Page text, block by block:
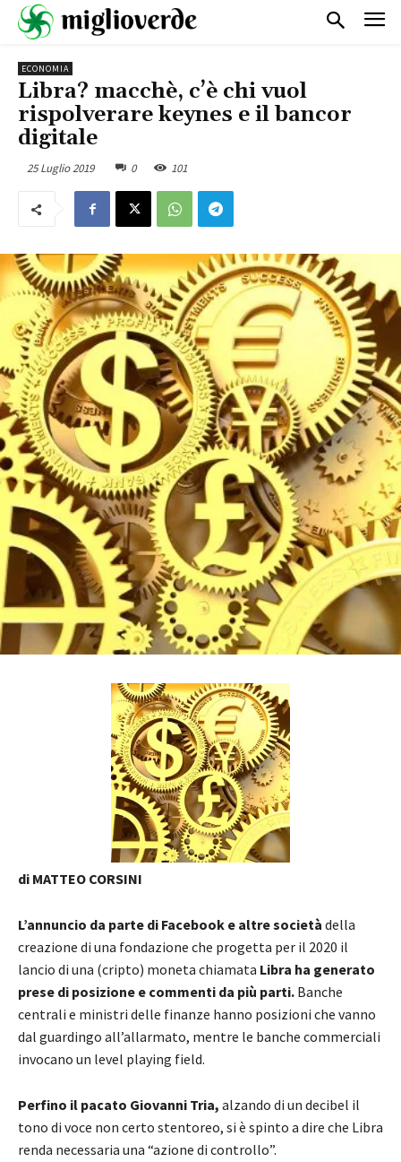
ECONOMIA
Libra? macchè, c’è chi vuol
rispolverare keynes e il bancor
digitale
25 Luglio 2019 0 101
di MATTEO CORSINI
L’annuncio da parte di Facebook e altre società della
creazione di una fondazione che progetta per il 2020 il
lancio di una (cripto) moneta chiamata Libra ha generato
prese di posizione e commenti da più parti. Banche
centrali e ministri delle finanze hanno posizioni che vanno
dal guardingo all’allarmato, mentre le banche commerciali
invocano un level playing field.
Perfino il pacato Giovanni Tria, alzando di un decibel il
tono di voce non certo stentoreo, si è spinto a dire che Libra
renda necessaria una “azione di controllo”.